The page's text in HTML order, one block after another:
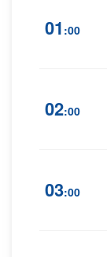
01 :00
02:00
03:00